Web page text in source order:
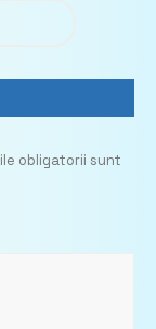
obligatorii sunt